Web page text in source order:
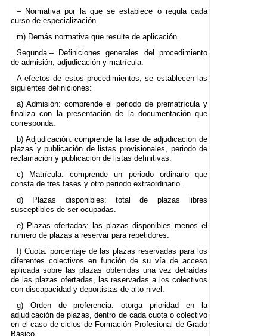
– Normativa por la que se establece o regula cada
curso de especialización.
m) Demás normativa que resulte de aplicación.
Segunda.– Definiciones generales del procedimiento
de admisión, adjudicación y matrícula.
A efectos de estos procedimientos, se establecen las
siguientes definiciones:
a) Admisión: comprende el periodo de prematrícula y
finaliza con la presentación de la documentación que
corresponda.
b) Adjudicación: comprende la fase de adjudicación de
plazas y publicación de listas provisionales, periodo de
reclamación y publicación de listas definitivas.
c) Matrícula: comprende un periodo ordinario que
consta de tres fases y otro periodo extraordinario.
d) Plazas disponibles: total de plazas libres
susceptibles de ser ocupadas.
e) Plazas ofertadas: las plazas disponibles menos el
número de plazas a reservar para repetidores.
f) Cuota: porcentaje de las plazas reservadas para los
diferentes colectivos en función de su vía de acceso
aplicada sobre las plazas obtenidas una vez detraídas
de las plazas ofertadas, las reservadas a los colectivos
con discapacidad y deportistas de alto nivel.
g) Orden de preferencia: otorga prioridad en la
adjudicación de plazas, dentro de cada cuota o colectivo
en el caso de ciclos de Formación Profesional de Grado
Básico.